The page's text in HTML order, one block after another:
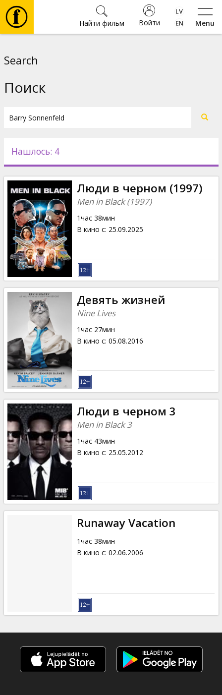
Menu
Войти
Найти фильм
Новости
Подарки
Кинозакуски
B2B
Клуб
Search
Поиск
Нашлось: 4
Люди в черном (1997)
Men in Black (1997)
1час 38мин
В кино с: 25.09.2025
Девять жизней
Nine Lives
1час 27мин
В кино с: 05.08.2016
Люди в черном 3
Men in Black 3
1час 43мин
В кино с: 25.05.2012
Runaway Vacation
1час 38мин
В кино с: 02.06.2006